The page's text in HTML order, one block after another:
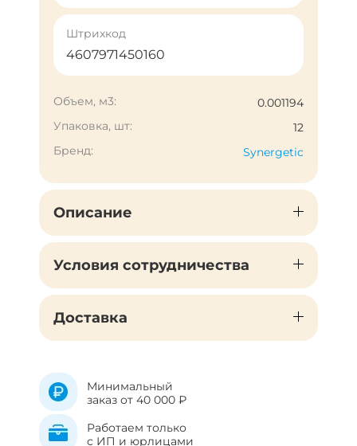
Штрихкод
4607971450160
Объем, м3:
0.001194
Упаковка, шт:
12
Бренд:
Synergetic
Описание
Условия сотрудничества
Доставка
Минимальный
заказ от 40 000 ₽
Работаем только
с ИП и юрлицами